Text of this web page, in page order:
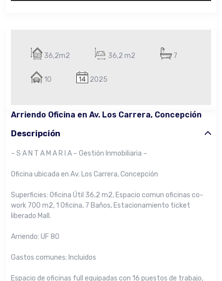
36,2m2 36,2 m2 7
10 2025
Arriendo Oficina en Av. Los Carrera, Concepción
Descripción
– S A N T A M A R I A – Gestión Inmobiliaria –
Oficina ubicada en Av. Los Carrera, Concepción
Superficies: Oficina Útil 36,2 m2, Espacio comun oficinas co-
work 700 m2, 1 Oficina, 7 Baños, Estacionamiento ticket
liberado Mall.
Arriendo: UF 80
Gastos comunes; Incluidos
Espacio de oficinas full equipadas con 16 puestos de trabajo,